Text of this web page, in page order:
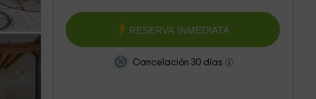
RESERVA INMEDIATA
Cancelación 30 días